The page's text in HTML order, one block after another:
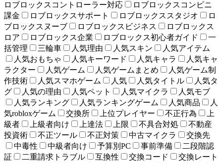
ロブロックスコントローラー対応
ロブロックスコンビニ
課金
ロブロックスサポート ロブロックススタジオ
ロ
ブロックスヌーブ
ロブロックスビジネス
ロブロックス
ロア
ロブロックス企業 ロブロックス初心者ガイド
一
括管理
三輪車 人気理由 人気スキン
人気アイテム
人気おもちゃ
人気キーワード 人気キャラ
人気キャ
ラクター
人気ゲーム 人気ゲームまとめ
人気ゲーム制
作技術
人気スマホゲーム 人気 人気タイトル
人気タ
グ
人気の理由 人気ペット 人気マイクラ
人気モブ
人気ランキング
人気ランキングゲーム 人気商品
人
気robloxゲーム
交換所 上位プレイヤー 不正行為
上
級者
上級者向け 上達法 上限 不具合対処
不動産
投資術
不正ツール 不正対策 中古マイクラ
交換先
中毒性
中級者向け 予算別PC 事前準備
二段階認
証
二重請求トラブル 互換性 交換コード
交換レート